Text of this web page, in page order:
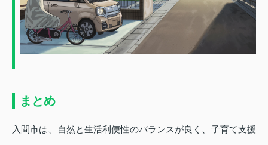
まとめ
入間市は、自然と生活利便性のバランスが良く、子育て支援